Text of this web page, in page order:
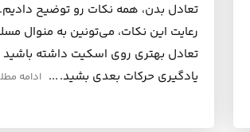
تعادل بدن، همه نکات رو توضیح دادیم.
رعایت این نکات، می‌تونین به منوال
تعادل بهتری روی اسکیت داشته باشید
یادگیری حرکات بعدی بشید.
ادامه